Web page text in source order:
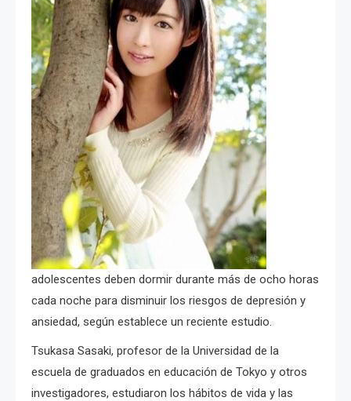
adolescentes deben dormir durante más de ocho horas
cada noche para disminuir los riesgos de depresión y
ansiedad, según establece un reciente estudio.
Tsukasa Sasaki, profesor de la Universidad de la
escuela de graduados en educación de Tokyo y otros
investigadores, estudiaron los hábitos de vida y las